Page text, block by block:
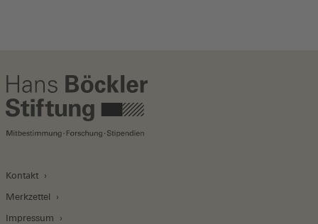
Kontakt
Merkzettel
Impressum